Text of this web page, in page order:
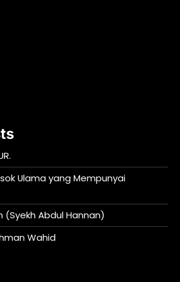
Ulama yang Mempunyai
(Syekh Abdul Hannan)
Wahid